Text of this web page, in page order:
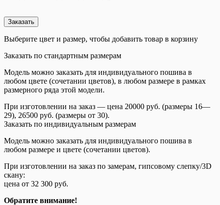
Заказать
Выберите цвет и размер, чтобы добавить товар в корзину
Заказать по стандартным размерам
Модель можно заказать для индивидуального пошива в
любом цвете (сочетании цветов), в любом размере в рамках
размерного ряда этой модели.
При изготовлении на заказ — цена 20000 руб. (размеры 16—
29), 26500 руб. (размеры от 30).
Заказать по индивидуальным размерам
Модель можно заказать для индивидуального пошива в
любом размере и цвете (сочетании цветов).
При изготовлении на заказ по замерам, гипсовому слепку/3D
скану:
цена от 32 300 руб.
Обратите внимание!